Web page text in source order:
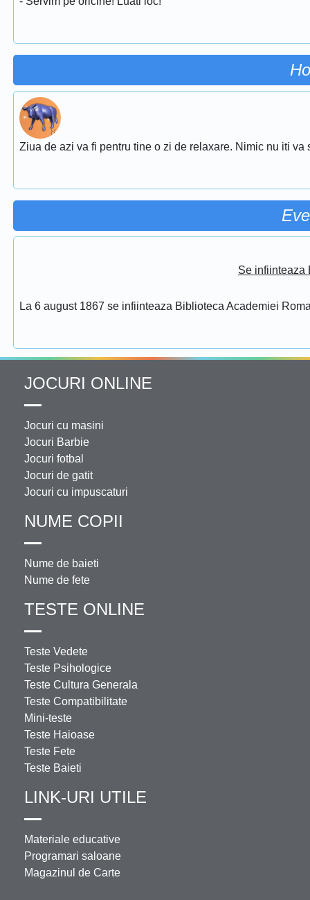
Ziua de azi va fi pentru tine o zi de relaxare. Nimic nu iti va
Se infiinteaza
La 6 august 1867 se infiinteaza Biblioteca Academiei
JOCURI ONLINE
Jocuri cu masini
Jocuri Barbie
Jocuri fotbal
Jocuri de gatit
Jocuri cu impuscaturi
NUME COPII
Nume de baieti
Nume de fete
TESTE ONLINE
Teste Vedete
Teste Psihologice
Teste Cultura Generala
Teste Compatibilitate
Mini-teste
Teste Haioase
Teste Fete
Teste Baieti
LINK-URI UTILE
Materiale educative
Programari saloane
Magazinul de Carte